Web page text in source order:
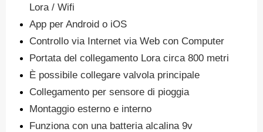
Lora / Wifi
App per Android o iOS
Controllo via Internet via Web con Computer
Portata del collegamento Lora circa 800 metri
È possibile collegare valvola principale
Collegamento per sensore di pioggia
Montaggio esterno e interno
Funziona con una batteria alcalina 9v